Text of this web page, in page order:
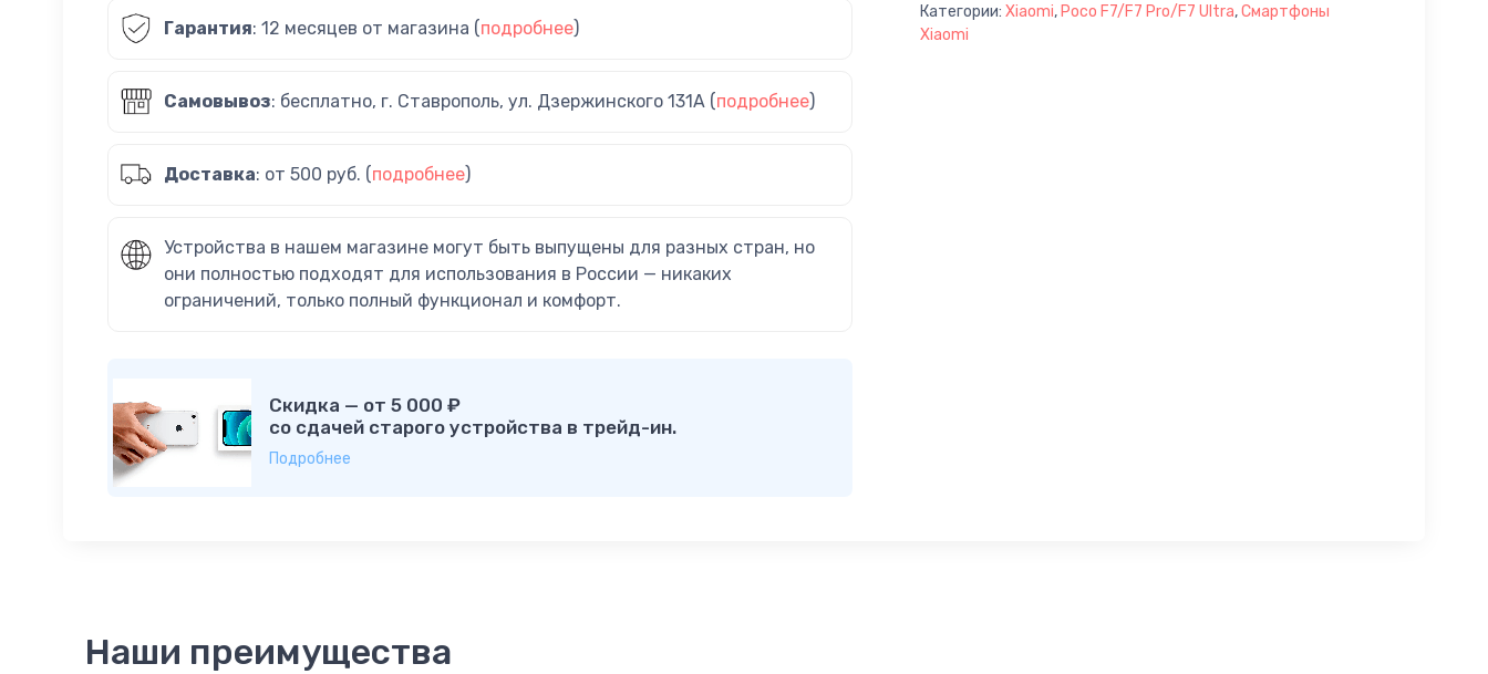
Гарантия: 12 месяцев от магазина (подробнее)
Самовывоз: бесплатно, г. Ставрополь, ул. Дзержинского 131А (подробнее)
Доставка: от 500 руб. (подробнее)
Устройства в нашем магазине могут быть выпущены для разных стран, но
они полностью подходят для использования в России — никаких
ограничений, только полный функционал и комфорт.
Скидка — от 5 000 ₽
со сдачей старого устройства в трейд-ин.
Подробнее
Категории: Xiaomi, Poco F7/F7 Pro/F7 Ultra,Смартфоны
Xiaomi
Наши преимущества